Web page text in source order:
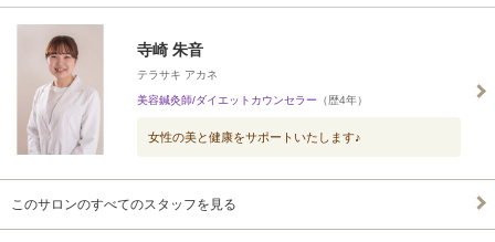
寺崎 朱音
テラサキ アカネ
美容鍼灸師/ダイエットカウンセラー （歴4年）
女性の美と健康をサポートいたします♪
このサロンのすべてのスタッフを見る